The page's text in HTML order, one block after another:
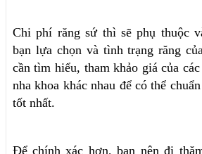
Chi phí răng sứ thì sẽ phụ thuộc
bạn lựa chọn và tình trạng răng
cần tìm hiểu, tham khảo giá của
nha khoa khác nhau để có thể
tốt nhất.
Để chính xác hơn, bạn nên đi